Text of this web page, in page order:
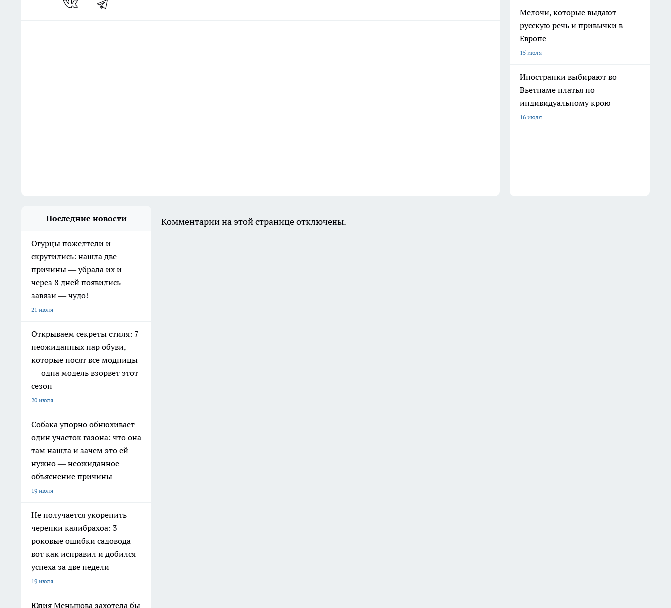
Мелочи, которые выдают
русскую речь и привычки в
Европе
15 июля
Иностранки выбирают во
Вьетнаме платья по
индивидуальному крою
16 июля
Последние новости
Огурцы пожелтели и
скрутились: нашла две
причины — убрала их и
через 8 дней появились
завязи — чудо!
21 июля
Открываем секреты стиля: 7
неожиданных пар обуви,
которые носят все модницы
— одна модель взорвет этот
сезон
20 июля
Собака упорно обнюхивает
один участок газона: что она
там нашла и зачем это ей
нужно — неожиданное
объяснение причины
19 июля
Не получается укоренить
черенки калибрахоа: 3
роковые ошибки садовода —
вот как исправил и добился
успеха за две недели
19 июля
Юлия Меньшова захотела бы
Комментарии на этой странице отключены.